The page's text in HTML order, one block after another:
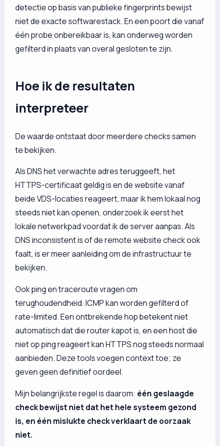
detectie op basis van publieke fingerprints bewijst
niet de exacte softwarestack. En een poort die vanaf
één probe onbereikbaar is, kan onderweg worden
gefilterd in plaats van overal gesloten te zijn.
Hoe ik de resultaten
interpreteer
De waarde ontstaat door meerdere checks samen
te bekijken.
Als DNS het verwachte adres teruggeeft, het
HTTPS-certificaat geldig is en de website vanaf
beide VDS-locaties reageert, maar ik hem lokaal nog
steeds niet kan openen, onderzoek ik eerst het
lokale netwerkpad voordat ik de server aanpas. Als
DNS inconsistent is of de remote website check ook
faalt, is er meer aanleiding om de infrastructuur te
bekijken.
Ook ping en traceroute vragen om
terughoudendheid. ICMP kan worden gefilterd of
rate-limited. Een ontbrekende hop betekent niet
automatisch dat die router kapot is, en een host die
niet op ping reageert kan HTTPS nog steeds normaal
aanbieden. Deze tools voegen context toe; ze
geven geen definitief oordeel.
Mijn belangrijkste regel is daarom: één geslaagde
check bewijst niet dat het hele systeem gezond
is, en één mislukte check verklaart de oorzaak
niet.